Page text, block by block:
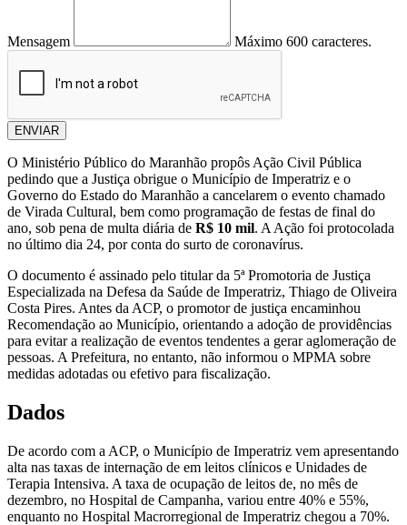
Mensagem Máximo 600 caracteres.
ENVIAR
O Ministério Público do Maranhão propôs Ação Civil Pública
pedindo que a Justiça obrigue o Município de Imperatriz e o
Governo do Estado do Maranhão a cancelarem o evento chamado
de Virada Cultural, bem como programação de festas de final do
ano, sob pena de multa diária de R$ 10 mil. A Ação foi protocolada
no último dia 24, por conta do surto de coronavírus.
O documento é assinado pelo titular da 5ª Promotoria de Justiça
Especializada na Defesa da Saúde de Imperatriz, Thiago de Oliveira
Costa Pires. Antes da ACP, o promotor de justiça encaminhou
Recomendação ao Município, orientando a adoção de providências
para evitar a realização de eventos tendentes a gerar aglomeração de
pessoas. A Prefeitura, no entanto, não informou o MPMA sobre
medidas adotadas ou efetivo para fiscalização.
Dados
De acordo com a ACP, o Município de Imperatriz vem apresentando
alta nas taxas de internação de em leitos clínicos e Unidades de
Terapia Intensiva. A taxa de ocupação de leitos de, no mês de
dezembro, no Hospital de Campanha, variou entre 40% e 55%,
enquanto no Hospital Macrorregional de Imperatriz chegou a 70%.